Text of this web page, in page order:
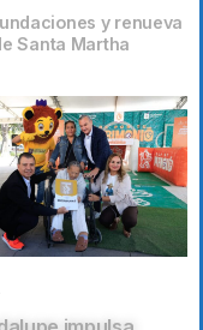
y renueva
Santa Martha